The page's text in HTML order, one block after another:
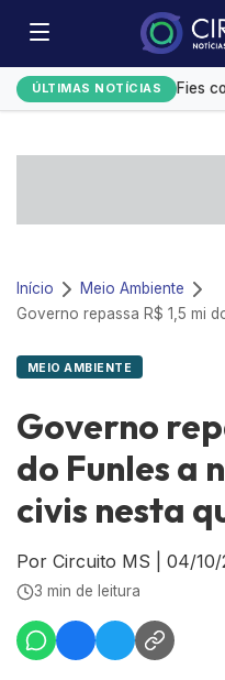
ÚLTIMAS NOTÍCIAS
Início
Meio Ambiente
MEIO AMBIENTE
Governo
do Funles a
civis nesta
Por Circuito MS 04/10/
3 min de leitura